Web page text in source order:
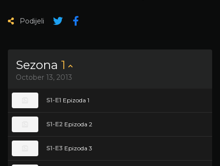
Podijeli
Sezona 1
October 13, 2013
S1-E1 Epizoda 1
S1-E2 Epizoda 2
S1-E3 Epizoda 3